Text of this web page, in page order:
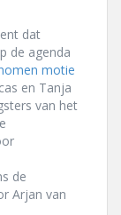
dat
de agenda
motie
en Tanja
van het
de
Arjan van